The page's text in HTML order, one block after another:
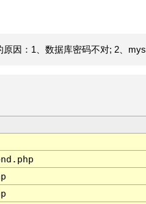
因：1、数据库密码不对; 2、